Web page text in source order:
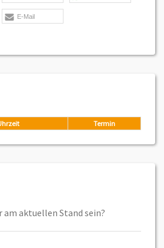
E-Mail
Termin
aktuellen Stand sein?